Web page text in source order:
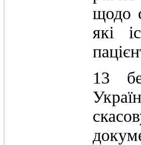
щодо
які
13